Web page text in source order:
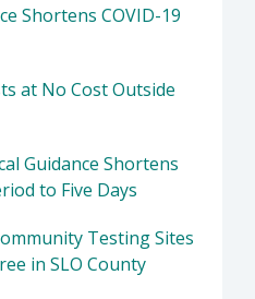
Shortens COVID-19
at No Cost Outside
Guidance Shortens
to Five Days
Testing Sites
in SLO County